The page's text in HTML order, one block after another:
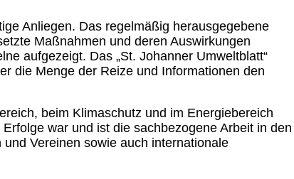
Anliegen. Das regelmäßig herausgegebene
Maßnahmen und deren Auswirkungen
aufgezeigt. Das „St. Johanner Umweltblatt“
die Menge der Reize und Informationen den
beim Klimaschutz und im Energiebereich
war und ist die sachbezogene Arbeit in den
Vereinen sowie auch internationale